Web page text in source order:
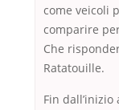
come veicoli
comparire
Che
Ratatouille.
Fin